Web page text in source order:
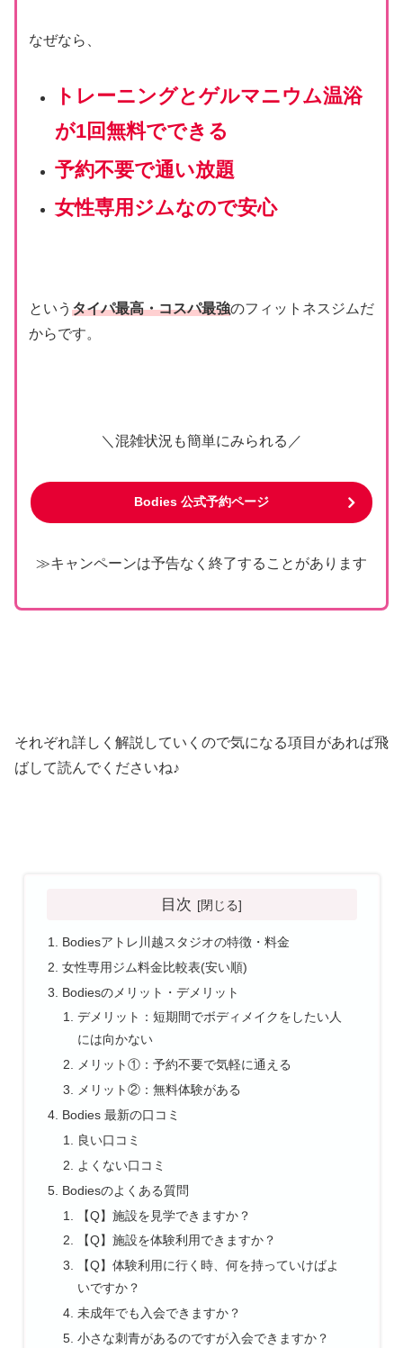
なぜなら、
トレーニングとゲルマニウム温浴
が1回無料でできる
予約不要で通い放題
女性専用ジムなので安心
という タイパ最高・コスパ最強のフィットネスジムだ
からです。
＼混雑状況も簡単にみられる／
Bodies 公式予約ページ
≫キャンペーンは予告なく終了することがあります
それぞれ詳しく解説していくので気になる項目があれば飛
ばして読んでくださいね♪
目次
Bodiesアトレ川越スタジオの特徴・料金
女性専用ジム料金比較表(安い順)
Bodiesのメリット・デメリット
デメリット：短期間でボディメイクをしたい人
には向かない
メリット①：予約不要で気軽に通える
メリット②：無料体験がある
Bodies 最新の口コミ
良い口コミ
よくない口コミ
Bodiesのよくある質問
【Q】施設を見学できますか？
【Q】施設を体験利用できますか？
【Q】体験利用に行く時、何を持っていけばよ
いですか？
未成年でも入会できますか？
小さな刺青があるのですが入会できますか？